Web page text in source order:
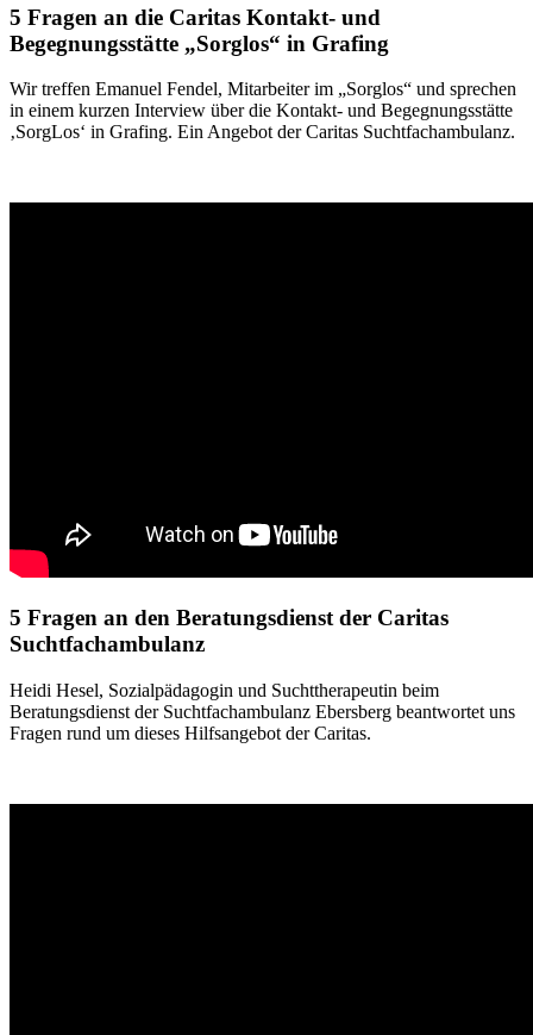
5 Fragen an die Caritas Kontakt- und
Begegnungsstätte „Sorglos“ in Grafing
Wir treffen Emanuel Fendel, Mitarbeiter im „Sorglos“ und sprechen
in einem kurzen Interview über die Kontakt- und Begegnungsstätte
‚SorgLos‘ in Grafing. Ein Angebot der Caritas Suchtfachambulanz.
5 Fragen an den Beratungsdienst der Caritas
Suchtfachambulanz
Heidi Hesel, Sozialpädagogin und Suchttherapeutin beim
Beratungsdienst der Suchtfachambulanz Ebersberg beantwortet uns
Fragen rund um dieses Hilfsangebot der Caritas.